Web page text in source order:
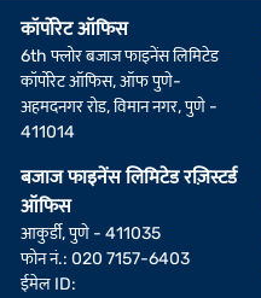
कॉर्पोरेट ऑफिस
6th फ्लोर बजाज फाइनेंस लिमिटेड
कॉर्पोरेट ऑफिस, ऑफ पुणे-
अहमदनगर रोड, विमान नगर, पुणे -
411014
बजाज फाइनेंस लिमिटेड रज़िस्टर्ड
ऑफिस
आकुर्डी, पुणे - 411035
फोन नं.: 020 7157-6403
ईमेल ID: